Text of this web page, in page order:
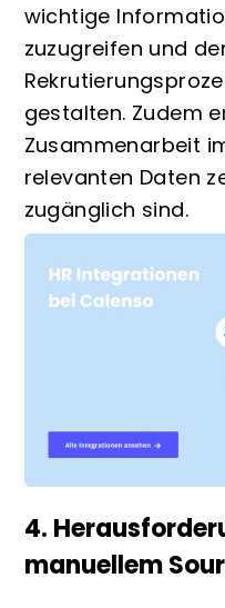
wichtige
zuzugreifen und
gestalten. Zudem
Zusammenarbeit
relevanten Daten
zugänglich sind.
4.
manuellem